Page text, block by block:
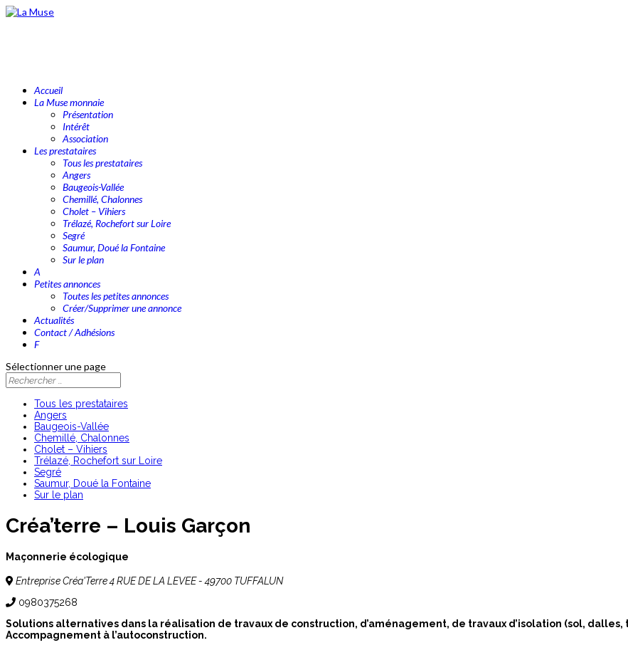
Accueil
La Muse monnaie
Présentation
Intérêt
Association
Les prestataires
Tous les prestataires
Angers
Baugeois-Vallée
Chemillé, Chalonnes
Cholet – Vihiers
Trélazé, Rochefort sur Loire
Segré
Saumur, Doué la Fontaine
Sur le plan
A
Petites annonces
Toutes les petites annonces
Créer/Supprimer une annonce
Actualités
Contact / Adhésions
F
Sélectionner une page
Tous les prestataires
Angers
Baugeois-Vallée
Chemillé, Chalonnes
Cholet – Vihiers
Trélazé, Rochefort sur Loire
Segré
Saumur, Doué la Fontaine
Sur le plan
Créa’terre – Louis Garçon
Maçonnerie écologique
Entreprise Créa'Terre 4 RUE DE LA LEVEE - 49700 TUFFALUN
0980375268
Solutions alternatives dans la réalisation de travaux de construction, d’aménagement, de travaux d’isolation (sol,
Accompagnement à l’autoconstruction.